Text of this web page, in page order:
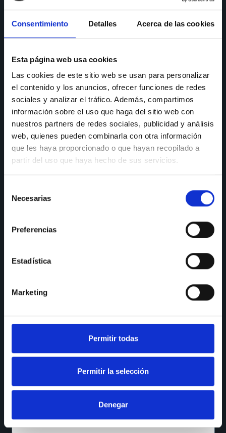
Consentimiento Detalles Acerca de las cookies
Esta página web usa cookies
Las cookies de este sitio web se usan para personalizar
el contenido y los anuncios, ofrecer funciones de redes
sociales y analizar el tráfico. Además, compartimos
información sobre el uso que haga del sitio web con
nuestros partners de redes sociales, publicidad y análisis
web, quienes pueden combinarla con otra información
que les haya proporcionado o que hayan recopilado a
partir del uso que haya hecho de sus servicios.
Necesarias
Preferencias
Estadística
Marketing
Permitir todas
Permitir la selección
Denegar
Teléfono de consulta:
91 606 42 43
Móvil: 636 59 60 42
E-mail:info@nectali.com
SHOWROOM
Timanfaya, 15, 17 y 19
28970 Humanes de Madrid
Sábados de:
SÍGUENOS
Instagram